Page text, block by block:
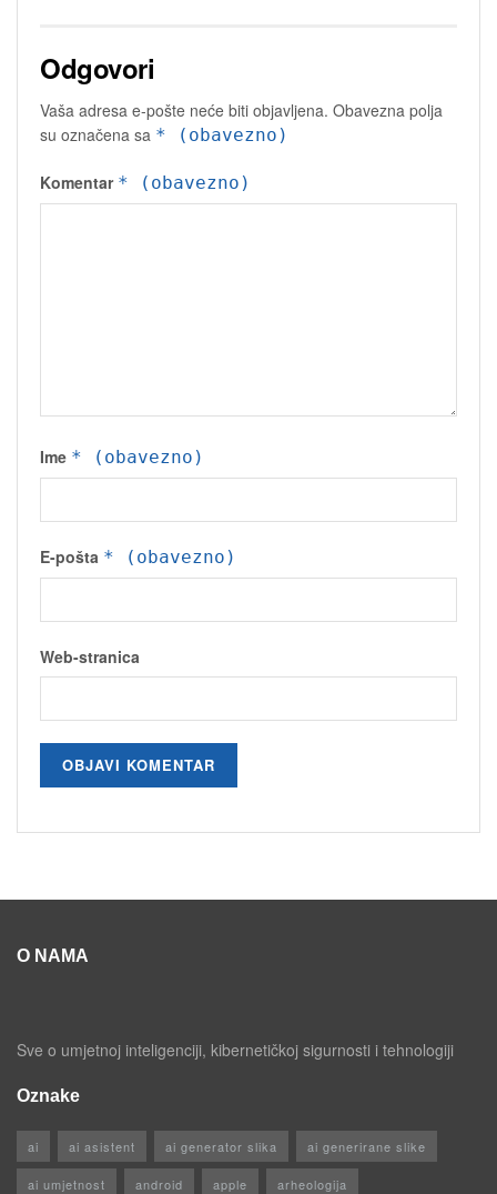
Odgovori
Vaša adresa e-pošte neće biti objavljena. Obavezna polja
su označena sa * (obavezno)
Komentar * (obavezno)
Ime * (obavezno)
E-pošta * (obavezno)
Web-stranica
O NAMA
Sve o umjetnoj inteligenciji, kibernetičkoj sigurnosti i tehnologiji
Oznake
ai ai asistent ai generator slika ai generirane slike
ai umjetnost android apple arheologija